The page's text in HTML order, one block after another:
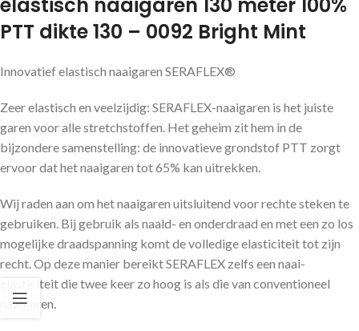
PTT dikte 130 – 0092 Bright Mint
Innovatief elastisch naaigaren SERAFLEX®
Zeer elastisch en veelzijdig: SERAFLEX-naaigaren is het juiste
garen voor alle stretchstoffen. Het geheim zit hem in de
bijzondere samenstelling: de innovatieve grondstof PTT zorgt
ervoor dat het naaigaren tot 65% kan uitrekken.
Wij raden aan om het naaigaren uitsluitend voor rechte steken te
gebruiken. Bij gebruik als naald- en onderdraad en met een zo los
mogelijke draadspanning komt de volledige elasticiteit tot zijn
recht. Op deze manier bereikt SERAFLEX zelfs een naai-
elasticiteit die twee keer zo hoog is als die van conventioneel
naaigaren.